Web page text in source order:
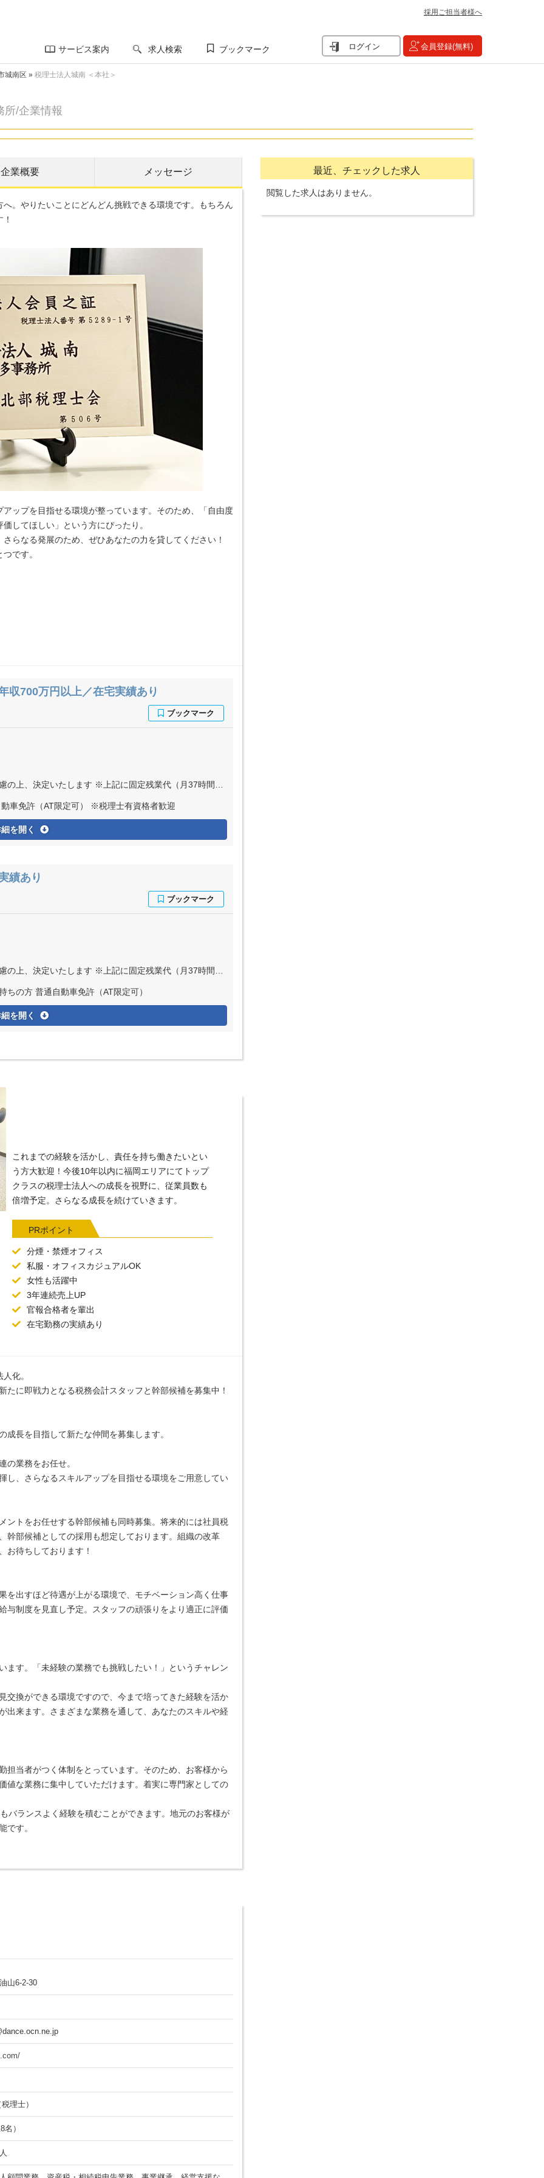
採用ご担当者様へ
サービス案内 求人検索 ブックマーク ログイン 会員登録(無料)
城南区 » 税理士法人城南 ＜本社＞
所/企業情報
企業概要 メッセージ
。やりたいことにどんどん挑戦できる環境です。もちろん
ップを目指せる環境が整っています。そのため、「自由度
してほしい」という方にぴったり。
らなる発展のため、ぜひあなたの力を貸してください！
です。
収700万円以上／在宅実績あり
上記に固定残業代（月37時間分＝5万円～15万円）を含む ※超過分は別途全額支給
車免許（AT限定可） ※税理士有資格者歓迎
を開く
績あり
上記に固定残業代（月37時間分＝5万円～15万円）を含む ※超過分は別途全額支給
の方 普通自動車免許（AT限定可）
を開く
これまでの経験を活かし、責任を持ち働きたいとい
う方大歓迎！今後10年以内に福岡エリアにてトップ
クラスの税理士法人への成長を視野に、従業員数も
倍増予定。さらなる成長を続けていきます。
PRポイント
分煙・禁煙オフィス
私服・オフィスカジュアルOK
女性も活躍中
3年連続売上UP
官報合格者を輩出
在宅勤務の実績あり
化。
に即戦力となる税務会計スタッフと幹部候補を募集中！
長を目指して新たな仲間を募集します。
の業務をお任せ。
し、さらなるスキルアップを目指せる環境をご用意してい
ントをお任せする幹部候補も同時募集。将来的には社員税
幹部候補としての採用も想定しております。組織の改革
お待ちしております！
を出すほど待遇が上がる環境で、モチベーション高く仕事
与制度を見直し予定。スタッフの頑張りをより適正に評価
ます。「未経験の業務でも挑戦したい！」というチャレン
交換ができる環境ですので、今まで培ってきた経験を活か
出来ます。さまざまな業務を通して、あなたのスキルや経
担当者がつく体制をとっています。そのため、お客様から
値な業務に集中していただけます。着実に専門家としての
バランスよく経験を積むことができます。地元のお客様が
です。
山6-2-30
理士）
）
最近、チェックした求人
閲覧した求人はありません。